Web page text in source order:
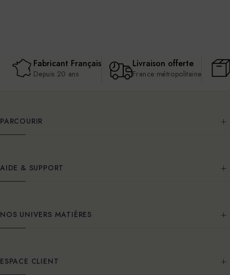
Fabricant Français
Depuis 20 ans
Livraison offerte
France métropolitaine
PARCOURIR
AIDE & SUPPORT
NOS UNIVERS MATIÈRES
ESPACE CLIENT